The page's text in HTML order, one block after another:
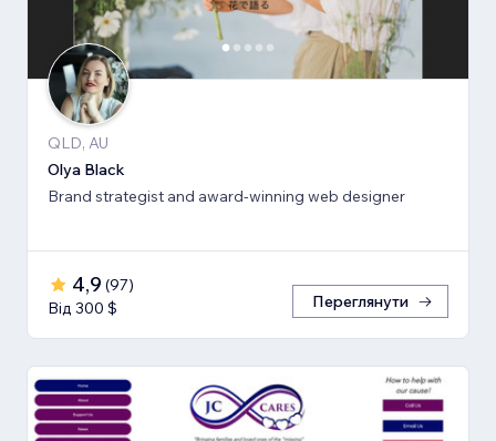
QLD, AU
Olya Black
Brand strategist and award-winning web designer
4,9 (97)
Від 300 $
Переглянути